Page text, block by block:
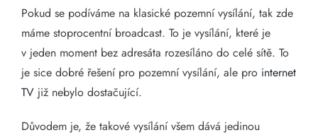
Pokud se podíváme na klasické pozemní vysílání, tak zde
máme stoprocentní broadcast. To je vysílání, které je
v jeden moment bez adresáta rozesíláno do celé sítě. To
je sice dobré řešení pro pozemní vysílání, ale pro internet
TV již nebylo dostačující.
Důvodem je, že takové vysílání všem dává jedinou